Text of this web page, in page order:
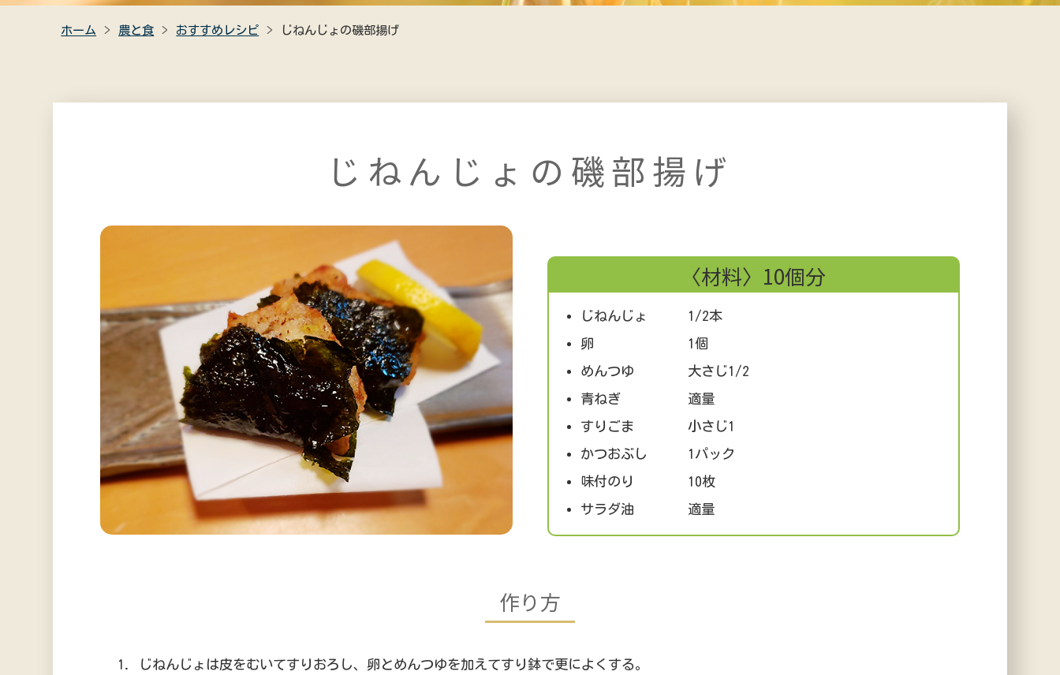
ホーム 農と食 おすすめレシピ じねんじょの磯部揚げ
じねんじょの磯部揚げ
〈材料〉10個分
じねんじょ 1/2本
卵 1個
めんつゆ 大さじ1/2
青ねぎ 適量
すりごま 小さじ1
かつおぶし 1パック
味付のり 10枚
サラダ油 適量
作り方
じねんじょは皮をむいてすりおろし、卵とめんつゆを加えてすり鉢で更によくする。